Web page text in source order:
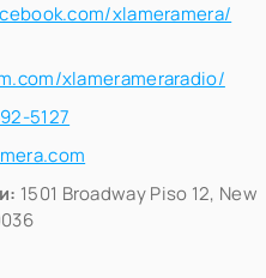
xlameramera/
xlamerameraradio/
5127
1501 Broadway Piso 12, New